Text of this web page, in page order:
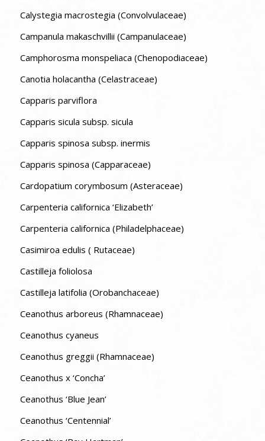
Calystegia macrostegia (Convolvulaceae)
Campanula makaschvillii (Campanulaceae)
Camphorosma monspeliaca (Chenopodiaceae)
Canotia holacantha (Celastraceae)
Capparis parviflora
Capparis sicula subsp. sicula
Capparis spinosa subsp. inermis
Capparis spinosa (Capparaceae)
Cardopatium corymbosum (Asteraceae)
Carpenteria californica ‘Elizabeth’
Carpenteria californica (Philadelphaceae)
Casimiroa edulis ( Rutaceae)
Castilleja foliolosa
Castilleja latifolia (Orobanchaceae)
Ceanothus arboreus (Rhamnaceae)
Ceanothus cyaneus
Ceanothus greggii (Rhamnaceae)
Ceanothus x ‘Concha’
Ceanothus ‘Blue Jean’
Ceanothus ‘Centennial’